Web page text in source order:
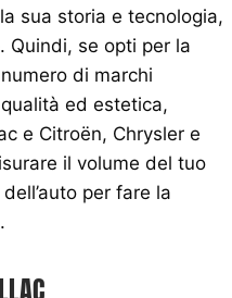
sua storia e tecnologia,
Quindi, se opti per la
numero di marchi
ed estetica,
e Citroën, Chrysler e
il volume del tuo
per fare la